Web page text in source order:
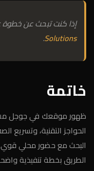
إذا كنت تبحث عن خطوة
Solutions
.
خاتمة
ظهور موقعك في جوجل
الحواجز التقنية، وتسريع
البحث مع حضور محلي
الطريق بخطة تنفيذية